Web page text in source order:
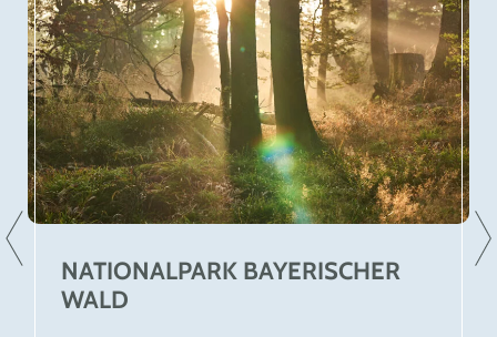
NATIONALPARK BAYERISCHER
WALD